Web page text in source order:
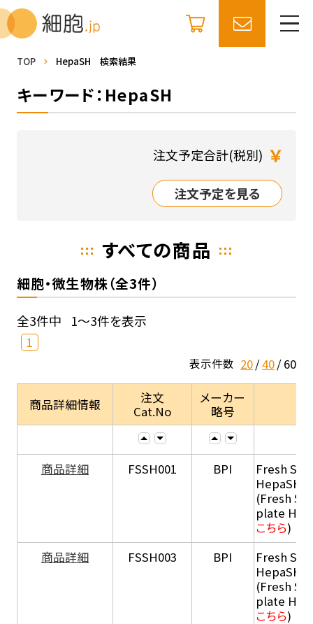
TOP HepaSH 検索結果
キーワード：HepaSH
注文予定合計(税別) ￥
注文予定を見る
すべての商品
細胞・微生物株（全3件）
全3件中 1～3件を表示
1
表示件数 20 40 60
商品詳細情報
注文
Cat.No
メーカー
略号
商品詳細 FSSH001 BPI
Fresh
HepaSH®
(Fresh
plate
こちら)
商品詳細
FSSH003 BPI
Fresh
HepaSH®
(Fresh
plate
こちら)